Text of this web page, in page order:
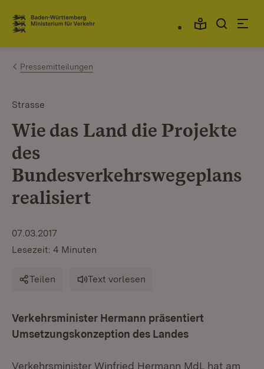
Zum Inhalt springen
Link zur Startseite
Pressemitteilungen
Strasse
Wie das Land die Projekte
des
Bundesverkehrswegeplans
realisiert
07.03.2017
Lesezeit: 4 Minuten
Teilen Text vorlesen
Verkehrsminister Hermann präsentiert
Umsetzungskonzeption des Landes
Verkehrsminister Winfried Hermann MdL hat am